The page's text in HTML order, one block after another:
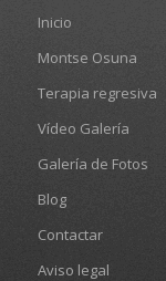
Inicio
Montse Osuna
Terapia regresiva
Vídeo Galería
Galería de Fotos
Blog
Contactar
Aviso legal